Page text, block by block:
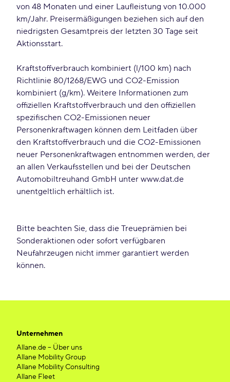
von 48 Monaten und einer Laufleistung von 10.000
km/Jahr. Preisermäßigungen beziehen sich auf den
niedrigsten Gesamtpreis der letzten 30 Tage seit
Aktionsstart.
Kraftstoffverbrauch kombiniert (l/100 km) nach
Richtlinie 80/1268/EWG und CO2-Emission
kombiniert (g/km). Weitere Informationen zum
offiziellen Kraftstoffverbrauch und den offiziellen
spezifischen CO2-Emissionen neuer
Personenkraftwagen können dem Leitfaden über
den Kraftstoffverbrauch und die CO2-Emissionen
neuer Personenkraftwagen entnommen werden, der
an allen Verkaufsstellen und bei der Deutschen
Automobiltreuhand GmbH unter www.dat.de
unentgeltlich erhältlich ist.
Bitte beachten Sie, dass die Treueprämien bei
Sonderaktionen oder sofort verfügbaren
Neufahrzeugen nicht immer garantiert werden
können.
Unternehmen
Allane.de – Über uns
Allane Mobility Group
Allane Mobility Consulting
Allane Fleet